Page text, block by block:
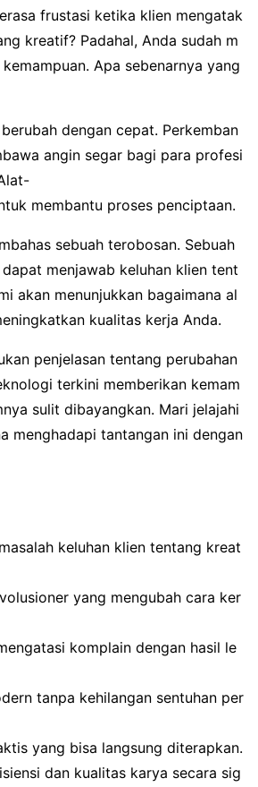
frustasi ketika klien mengatak
kreatif? Padahal, Anda sudah m
Apa sebenarnya yang
dengan cepat. Perkemban
angin segar bagi para profesi
membantu proses penciptaan.
sebuah terobosan. Sebuah
menjawab keluhan klien tent
akan menunjukkan bagaimana al
kualitas kerja Anda.
penjelasan tentang perubahan
terkini memberikan kemam
sulit dibayangkan. Mari jelajahi
menghadapi tantangan ini dengan
keluhan klien tentang kreat
yang mengubah cara ker
komplain dengan hasil le
tanpa kehilangan sentuhan per
yang bisa langsung diterapkan.
dan kualitas karya secara sig